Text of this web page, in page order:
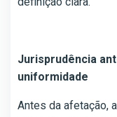
Jurisprudência
uniformidade
Antes da afetação,